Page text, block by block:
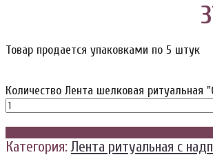
Товар продается упаковками по 5 штук
Количество Лента шелковая ритуальная
Категория:Лента ритуальная с